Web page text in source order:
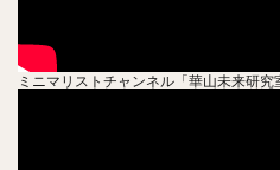
ミニマリストチャンネル「華山未来研究